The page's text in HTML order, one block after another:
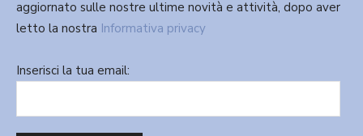
aggiornato sulle nostre ultime novità e attività, dopo aver
letto la nostra Informativa privacy
Inserisci la tua email: